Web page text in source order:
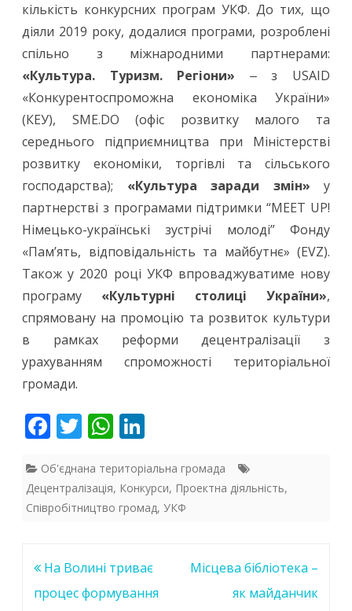
кількість конкурсних програм УКФ. До тих, що
діяли 2019 року, додалися програми, розроблені
спільно з міжнародними партнерами:
«Культура. Туризм. Регіони» ‒ з USAID
«Конкурентоспроможна економіка України»
(КЕУ), SME.DO (офіс розвитку малого та
середнього підприємництва при Міністерстві
розвитку економіки, торгівлі та сільського
господарства); «Культура заради змін» у
партнерстві з програмами підтримки “MEET UP!
Німецько-українські зустрічі молоді” Фонду
«Пам’ять, відповідальність та майбутнє» (EVZ).
Також у 2020 році УКФ впроваджуватиме нову
програму «Культурні столиці України»,
спрямовану на промоцію та розвиток культури
в рамках реформи децентралізації з
урахуванням спроможності територіальної
громади.
F
e
b
k
T
itt
er
W
at
s
A
p
k
e
Об'єднана територіальна громада
Децентралізація, Конкурси, Проектна діяльність,
Співробітництво громад, УКФ
Навігація
записів
На Волині триває
процес формування
Місцева бібліотека –
як майданчик